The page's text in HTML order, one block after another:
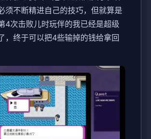
须不断精进自己的技巧，但就算是
4次击败儿时玩伴的我已经是超级
，终于可以把4些输掉的钱给拿回